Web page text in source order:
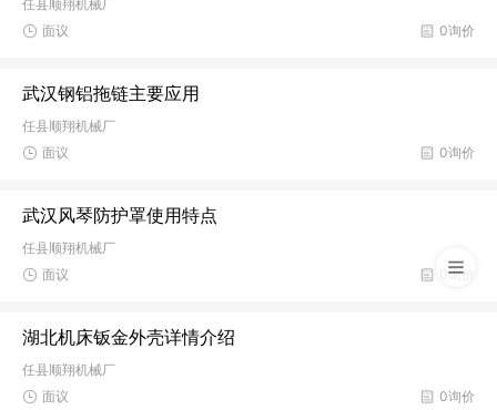
任县顺翔机械厂
0询价
面议
武汉钢铝拖链主要应用
任县顺翔机械厂
0询价
面议
武汉风琴防护罩使用特点
任县顺翔机械厂
0询价
面议
湖北机床钣金外壳详情介绍
任县顺翔机械厂
0询价
面议